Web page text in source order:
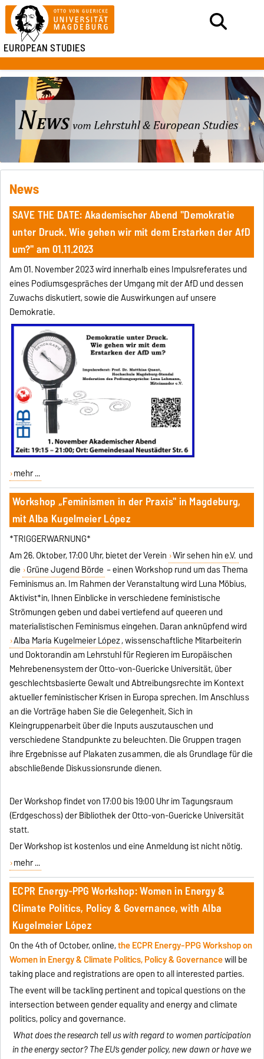
EUROPEAN STUDIES
News
SAVE THE DATE: Akademischer Abend "Demokratie
unter Druck. Wie gehen wir mit dem Erstarken der AfD
um?" am 01.11.2023
Am 01. November 2023 wird innerhalb eines Impulsreferates und
eines Podiumsgespräches der Umgang mit der AfD und dessen
Zuwachs diskutiert, sowie die Auswirkungen auf unsere
Demokratie.
mehr ...
Workshop „Feminismen in der Praxis" in Magdeburg,
mit Alba Kugelmeier López
*TRIGGERWARNUNG*
Am 26. Oktober, 17:00 Uhr, bietet der Verein Wir sehen hin e.V. und
die Grüne Jugend Börde – einen Workshop rund um das Thema
Feminismus an. Im Rahmen der Veranstaltung wird Luna Möbius,
Aktivist*in, Ihnen Einblicke in verschiedene feministische
Strömungen geben und dabei vertiefend auf queeren und
materialistischen Feminismus eingehen. Daran anknüpfend wird
Alba María Kugelmeier López, wissenschaftliche Mitarbeiterin
und Doktorandin am Lehrstuhl für Regieren im Europäischen
Mehrebenensystem der Otto-von-Guericke Universität, über
geschlechtsbasierte Gewalt und Abtreibungsrechte im Kontext
aktueller feministischer Krisen in Europa sprechen. Im Anschluss
an die Vorträge haben Sie die Gelegenheit, Sich in
Kleingruppenarbeit über die Inputs auszutauschen und
verschiedene Standpunkte zu beleuchten. Die Gruppen tragen
ihre Ergebnisse auf Plakaten zusammen, die als Grundlage für die
abschließende Diskussionsrunde dienen.
Der Workshop findet von 17:00 bis 19:00 Uhr im Tagungsraum
(Erdgeschoss) der Bibliothek der Otto-von-Guericke Universität
statt.
Der Workshop ist kostenlos und eine Anmeldung ist nicht nötig.
mehr ...
ECPR Energy-PPG Workshop: Women in Energy &
Climate Politics, Policy & Governance, with Alba
Kugelmeier López
On the 4th of October, online,the ECPR Energy-PPG Workshop on
Women in Energy & Climate Politics, Policy & Governancewill be
taking place and registrations are open to all interested parties.
The event will be tackling pertinent and topical questions on the
intersection between gender equality and energy and climate
politics, policy and governance.
What does the research tell us with regard to women participation
in the energy sector? The EU’s gender policy, new dawn or have we